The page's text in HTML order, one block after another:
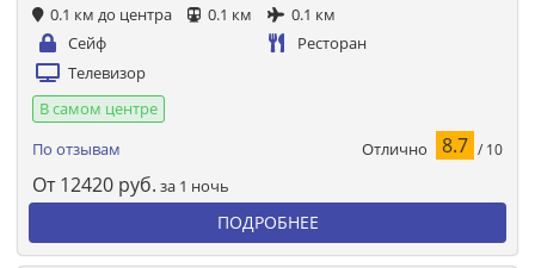
0.1 км до центра 0.1 км
0.1 км
Сейф
Ресторан
Телевизор
В самом центре
По отзывам
Отлично 8.7 / 10
От 12420 руб. за 1 ночь
ПОДРОБНЕЕ